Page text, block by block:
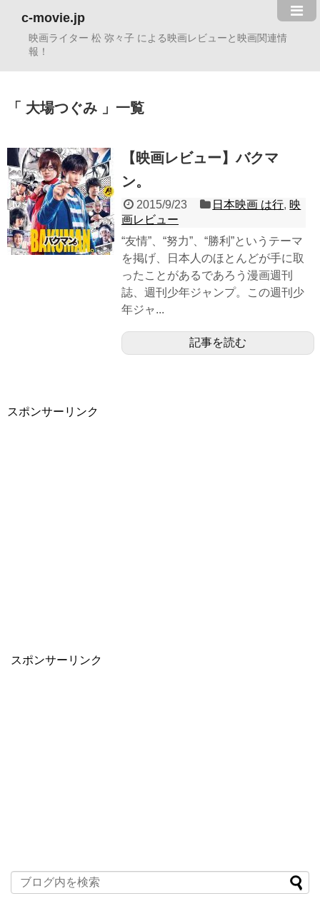
c-movie.jp
映画ライター 松 弥々子 による映画レビューと映画関連情
報！
大場つぐみ 一覧
【映画レビュー】バクマ
ン。
2015/9/23 日本映画 は行, 映
画レビュー
“友情”、“努力”、“勝利”というテーマ
を掲げ、日本人のほとんどが手に取
ったことがあるであろう漫画週刊
誌、週刊少年ジャンプ。この週刊少
年ジャ...
記事を読む
スポンサーリンク
スポンサーリンク